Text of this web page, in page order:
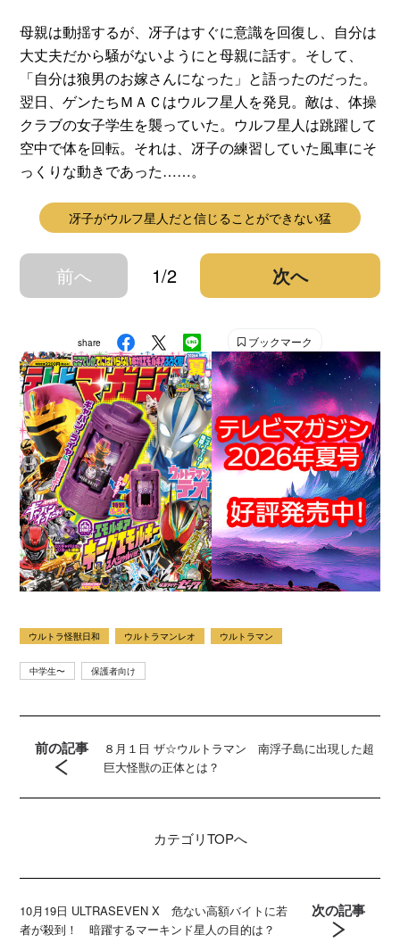
母親は動揺するが、冴子はすぐに意識を回復し、自分は
大丈夫だから騒がないようにと母親に話す。そして、
「自分は狼男のお嫁さんになった」と語ったのだった。
翌日、ゲンたちＭＡＣはウルフ星人を発見。敵は、体操
クラブの女子学生を襲っていた。ウルフ星人は跳躍して
空中で体を回転。それは、冴子の練習していた風車にそ
っくりな動きであった……。
冴子がウルフ星人だと信じることができない猛
前へ 1/2 次へ
share ブックマーク
ウルトラ怪獣日和 ウルトラマンレオ ウルトラマン
中学生〜 保護者向け
前の記事
８月１日 ザ☆ウルトラマン 南浮子島に出現した超
巨大怪獣の正体とは？
カテゴリTOPへ
10月19日 ULTRASEVEN X 危ない高額バイトに若
者が殺到！ 暗躍するマーキンド星人の目的は？
次の記事